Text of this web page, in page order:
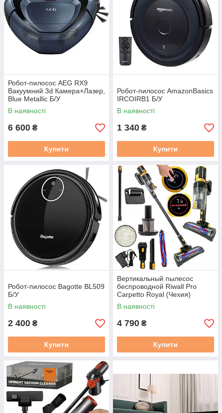
Робот-пилосос AEG RX9
Вакуумний 3d Камера+Лазер,
Blue Metallic Б/У
В наявності
6 600 ₴
Купити
Робот-пилосос AmazonBasics
IRCOIRB1 Б/У
В наявності
1 340 ₴
Купити
Робот-пилосос Bagotte BL509
Б/У
В наявності
2 400 ₴
Купити
Вертикальный пылесос
беспроводной Riwall Pro
Carpetto Royal (Чехия)
В наявності
4 790 ₴
Купити